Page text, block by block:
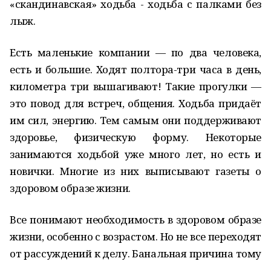
«скандинавская» ходьба - ходьба с палками без
лыж.
Есть маленькие компании — по два человека,
есть и большие. Ходят полтора-три часа в день,
километра три вышагивают! Такие прогулки —
это повод для встреч, общения. Ходьба придаёт
им сил, энергию. Тем самым они поддерживают
здоровье, физическую форму. Некоторые
занимаются ходьбой уже много лет, но есть и
новички. Многие из них выписывают газеты о
здоровом образе жизни.
Все понимают необходимость в здоровом образе
жизни, особенно с возрастом. Но не все переходят
от рассуждений к делу. Банальная причина тому